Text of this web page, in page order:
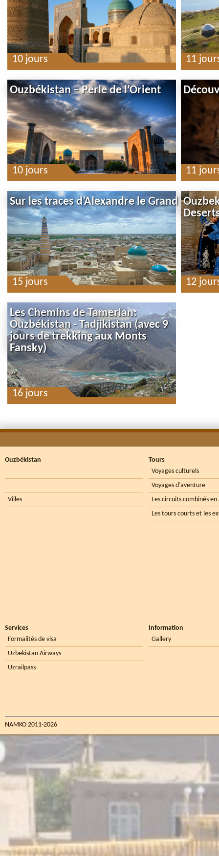
10 jours 11
Ouzbékistan – Perle de l’Orient
10 jours 11
Sur les traces d’Alexandre le Grand
15 jours 12
Les Chemins de Tamerlan:
Ouzbékistan - Tadjikistan (avec 9
jours de trekking aux Monts
Fansky)
16 jours
Ouzbékistan
Villes
Tours
Voyages culturels
Voyages d’aventure
Les circuits combinés
Les tours courts et les
Services
Formalités de visa
Uzbekistan Airways
Uzrailpass
Information
Gallery
NAMKO 2011-2026